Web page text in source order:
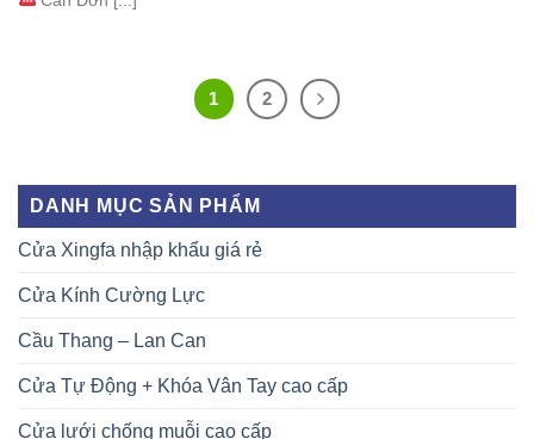
1 2
DANH MỤC SẢN PHẨM
Cửa Xingfa nhập khẩu giá rẻ
Cửa Kính Cường Lực
Cầu Thang – Lan Can
Cửa Tự Động + Khóa Vân Tay cao cấp
Cửa lưới chống muỗi cao cấp